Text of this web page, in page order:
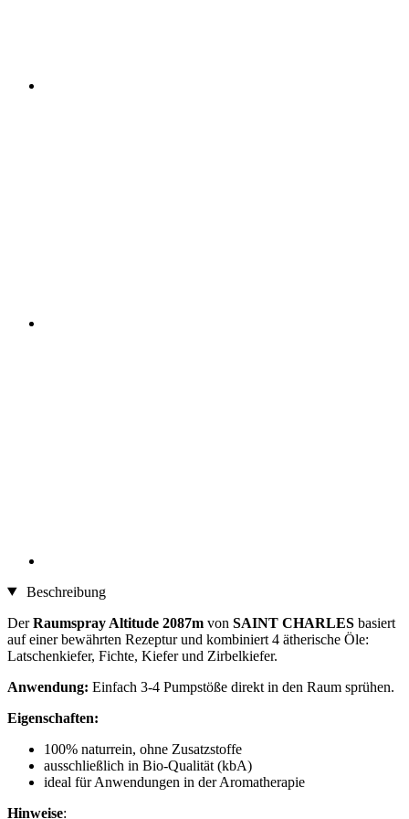
Beschreibung
DerRaumspray Altitude 2087m von SAINT CHARLES basiert
auf einer bewährten Rezeptur und kombiniert 4 ätherische Öle:
Latschenkiefer, Fichte, Kiefer und Zirbelkiefer.
Anwendung: Einfach 3-4 Pumpstöße direkt in den Raum sprühen.
Eigenschaften:
100% naturrein, ohne Zusatzstoffe
ausschließlich in Bio-Qualität (kbA)
ideal für Anwendungen in der Aromatherapie
Hinweise: